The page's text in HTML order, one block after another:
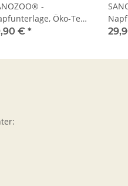
-
Öko-Tex,
€ *
Herz